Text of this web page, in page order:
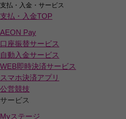
支払・入金・サービス
支払・入金TOP
AEON Pay
口座振替サービス
自動入金サービス
WEB即時決済サービス
スマホ決済アプリ
公営競技
サービス
Myステージ